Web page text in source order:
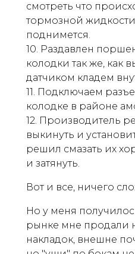
смотреть что
тормозной
поднимется.
10. Раздавлен
колодки так же, как
датчиком кладем
11. Подключаем
колодке в районе
12. Производитель
выкинуть и
решил смазать их
и затянуть.
Вот и все, ничего
Но у меня
рынке мне продали
накладок, внешне